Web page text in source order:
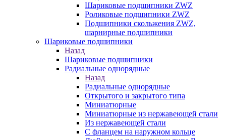
Шариковые подшипники ZWZ
Роликовые подшипники ZWZ
Подшипники скольжения ZWZ,
шарнирные подшипники
Шариковые подшипники
Назад
Шариковые подшипники
Радиальные однорядные
Назад
Радиальные однорядные
Открытого и закрытого типа
Миниатюрные
Миниатюрные из нержавеющей стали
Из нержавеющей стали
С фланцем на наружном кольце